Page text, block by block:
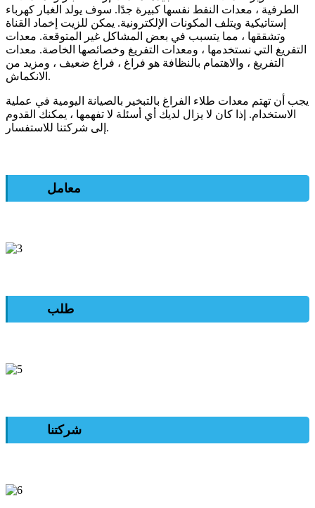
الطرفية ، معدات النفط نفسها كبيرة جدًا. سوف يولد الغبار كهرباء
إستاتيكية ويتلف المكونات الإلكترونية. يمكن للزيت إخماد القناة
وتشققها ، مما يتسبب في بعض المشاكل غير المتوقعة. معدات
التفريغ التي نستخدمها ، ومعدات التفريغ وخصائصها الخاصة. معدات
التفريغ ، والاهتمام بالنظافة هو فراغ ، فراغ ضعيف ، ومزيد من
الانكماش.
يجب أن تهتم معدات طلاء الفراغ بالتبخير بالصيانة اليومية في عملية
الاستخدام. إذا كان لا يزال لديك أي أسئلة لا تفهمها ، يمكنك القدوم
إلى شركتنا للاستفسار.
معامل
طلب
شركتنا